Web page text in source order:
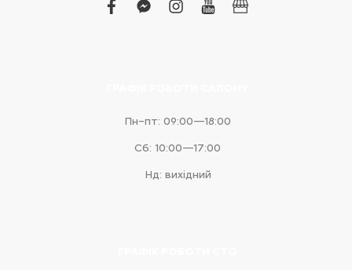
facebook
facebook-
instagram
youtubebusiness
Пн–пт: 09:00—18:00
Сб: 10:00—17:00
Нд: вихідний